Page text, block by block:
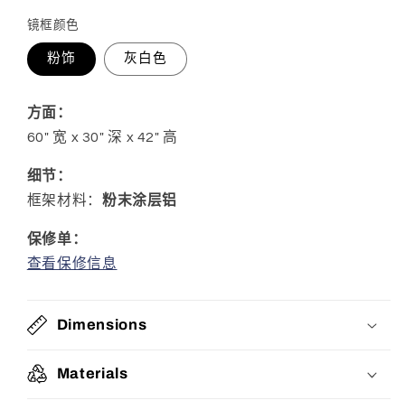
1
镜框颜色
粉饰 灰白色
方面：
60" 宽 x 30" 深 x 42" 高
细节：
框架材料： 粉末涂层铝
保修单：
查看保修信息
Dimensions
Materials